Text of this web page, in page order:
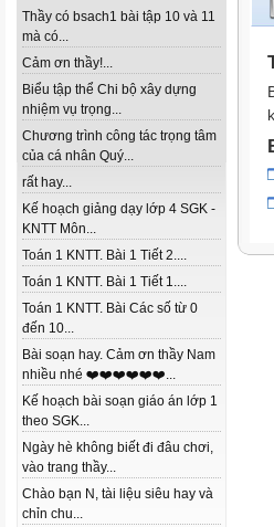
Thầy có bsach1 bài tập 10 và 11
mà có...
Cảm ơn thầy!...
Biểu tập thể Chi bộ xây dựng
nhiệm vụ trọng...
Chương trình công tác trọng tâm
của cá nhân Quý...
rất hay...
Kế hoạch giảng dạy lớp 4 SGK -
KNTT Môn...
Toán 1 KNTT. Bài 1 Tiết 2....
Toán 1 KNTT. Bài 1 Tiết 1....
Toán 1 KNTT. Bài Các số từ 0
đến 10...
Bài soạn hay. Cảm ơn thầy Nam
nhiều nhé ❤️❤️❤️❤️❤️❤️...
Kế hoạch bài soạn giáo án lớp 1
theo SGK...
Ngày hè không biết đi đâu chơi,
vào trang thầy...
Chào bạn N, tài liệu siêu hay và
chỉn chu...